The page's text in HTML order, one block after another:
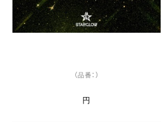
（品番：）
円